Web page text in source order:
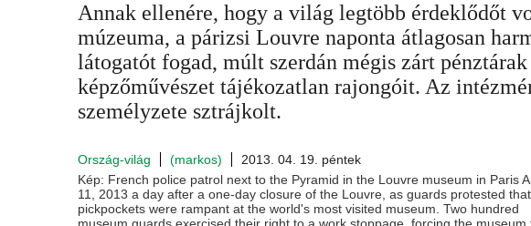
Annak ellenére, hogy a világ legtöbb érdeklődőt
múzeuma, a párizsi Louvre naponta átlagosan
látogatót fogad, múlt szerdán mégis zárt
képzőművészet tájékozatlan rajongóit. Az
személyzete sztrájkolt.
Ország-világ (markos)
2013. 04. 19. péntek
Kép: French police patrol next to the Pyramid in the Louvre museum in Paris
11, 2013 a day after a one-day closure of the Louvre, as guards protested that
pickpockets were rampant at the world's most visited museum. Two hundred